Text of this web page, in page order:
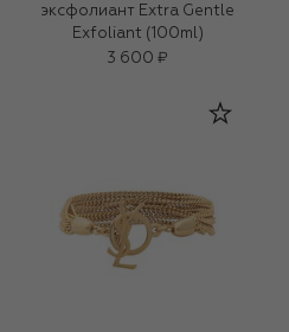
эксфолиант Extra Gentle
Exfoliant (100ml)
3 600 ₽